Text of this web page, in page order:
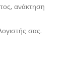
ανάκτηση
σας.